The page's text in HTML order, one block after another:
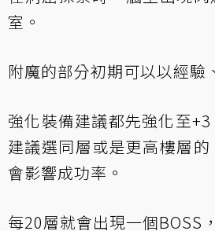
室。
附魔的部分初期可以以經驗
強化裝備建議都先強化至
建議選同層或是更高樓層
會影響成功率。
每20層就會出現一個BOSS